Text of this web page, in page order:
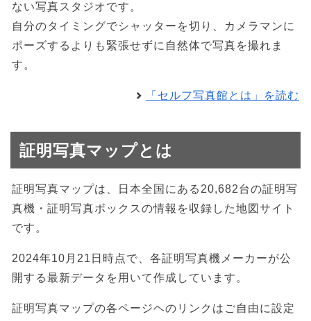
ない写真スタジオです。
自分のタイミングでシャッターを切り、カメラマンに
ポーズするよりも緊張せずに自然体で写真を撮れま
す。
「セルフ写真館とは」を読む
証明写真マップとは
証明写真マップは、日本全国にある20,682台の証明写
真機・証明写真ボックスの情報を収録した地図サイト
です。
2024年10月21日時点で、各証明写真機メーカーが公
開する最新データを用いて作成しています。
証明写真マップの各ページヘのリンクはご自由に設定